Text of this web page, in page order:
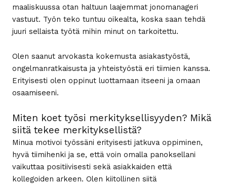
maaliskuussa otan haltuun laajemmat jonomanageri
vastuut. Työn teko tuntuu oikealta, koska saan tehdä
juuri sellaista työtä mihin minut on tarkoitettu.
Olen saanut arvokasta kokemusta asiakastyöstä,
ongelmanratkaisusta ja yhteistyöstä eri tiimien kanssa.
Erityisesti olen oppinut luottamaan itseeni ja omaan
osaamiseeni.
Miten koet työsi merkityksellisyyden? Mikä
siitä tekee merkityksellistä?
Minua motivoi työssäni erityisesti jatkuva oppiminen,
hyvä tiimihenki ja se, että voin omalla panoksellani
vaikuttaa positiivisesti sekä asiakkaiden että
kollegoiden arkeen. Olen kiitollinen siitä